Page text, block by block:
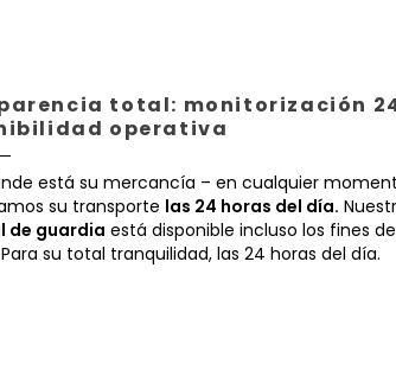
total: monitorización
operativa
está su mercancía – en cualquier
su transporte las 24 horas del día.
de guardia está disponible incluso los fines
su total tranquilidad, las 24 horas del día.